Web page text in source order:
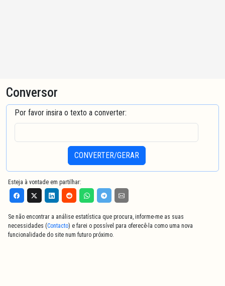
Conversor
Por favor insira o texto a converter:
CONVERTER/GERAR
Esteja à vontade em partilhar:
Se não encontrar a análise estatística que procura, informe-me as suas
necessidades (Contacto) e farei o possível para oferecê-la como uma nova
funcionalidade do site num futuro próximo.